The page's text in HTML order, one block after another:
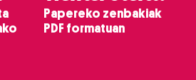
Papereko zenbakiak
PDF formatuan